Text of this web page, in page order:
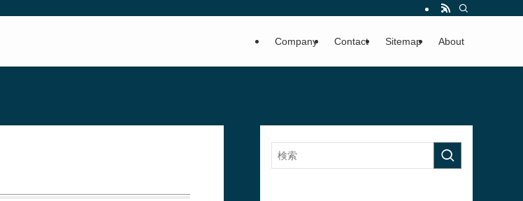
Company Contact Sitemap About